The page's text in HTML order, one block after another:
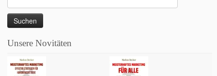
nach:
Unsere Novitäten